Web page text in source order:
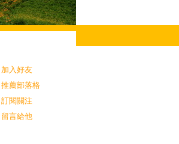
加入好友
推薦部落格
訂閱關注
留言給他